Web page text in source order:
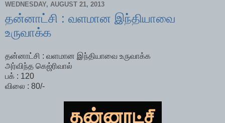
WEDNESDAY, AUGUST 21, 2013
தன்னாட்சி : வளமான இந்தியாவை
உருவாக்க
தன்னாட்சி : வளமான இந்தியாவை உருவாக்க
அர்விந்த கெஜ்ரிவால்
பக் : 120
விலை : 80/-